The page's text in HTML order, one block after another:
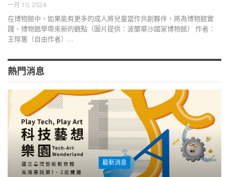
一月 10, 2024
在博物館中，如果能有更多的成人將兒童當作共創夥伴，將為博物館實
踐、博物館學帶來新的觀點（圖片提供：波蘭華沙國家博物館） 作者：
王惇蕙（自由作者）…
熱門消息
最新消息